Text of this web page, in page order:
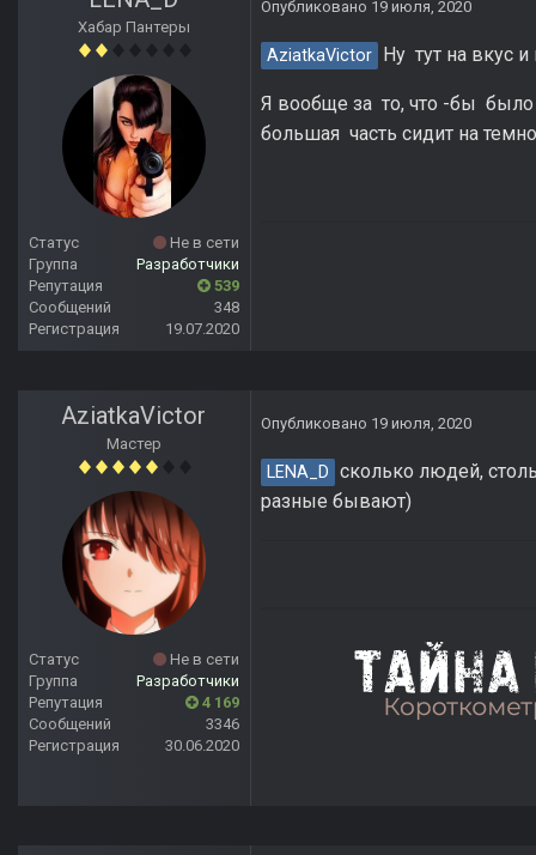
Хабар Пантеры
Статус
Не в сети
Группа
Разработчики
Репутация
539
Сообщений
348
Регистрация
19.07.2020
Опубликовано 19 июля, 2020
AziatkaVictor Ну тут на вкус
Я вообще за то, что -бы было
большая часть сидит на
AziatkaVictor
Мастер
Статус
Не в сети
Группа
Разработчики
Репутация
4 169
Сообщений
3346
Регистрация
30.06.2020
Опубликовано 19 июля, 2020
LENA_D сколько людей,
разные бывают)